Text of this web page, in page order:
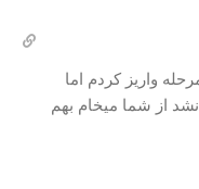
واریز کردم اما
از شما میخام بهم